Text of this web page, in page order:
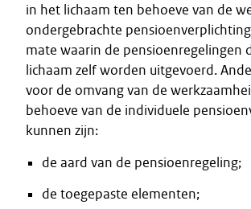
in het lichaam ten behoeve van de
ondergebrachte
mate waarin de pensioenregelingen
lichaam zelf worden uitgevoerd.
voor de omvang van de
behoeve van de individuele
kunnen zijn:
de aard van de pensioenregeling;
de toegepaste elementen;